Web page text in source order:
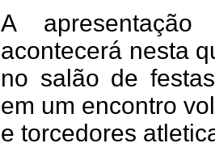
A
acontecerá nesta
no salão de
em um encontro
e torcedores